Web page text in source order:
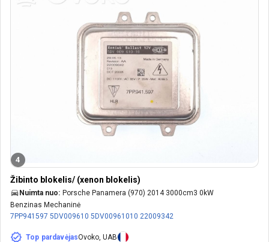
4
Žibinto blokelis/ (xenon blokelis)
Nuimta nuo: Porsche Panamera (970) 2014 3000cm3 0kW
Benzinas Mechaninė
7PP941597 5DV009610 5DV00961010 22009342
Top pardavėjasOvoko, UAB